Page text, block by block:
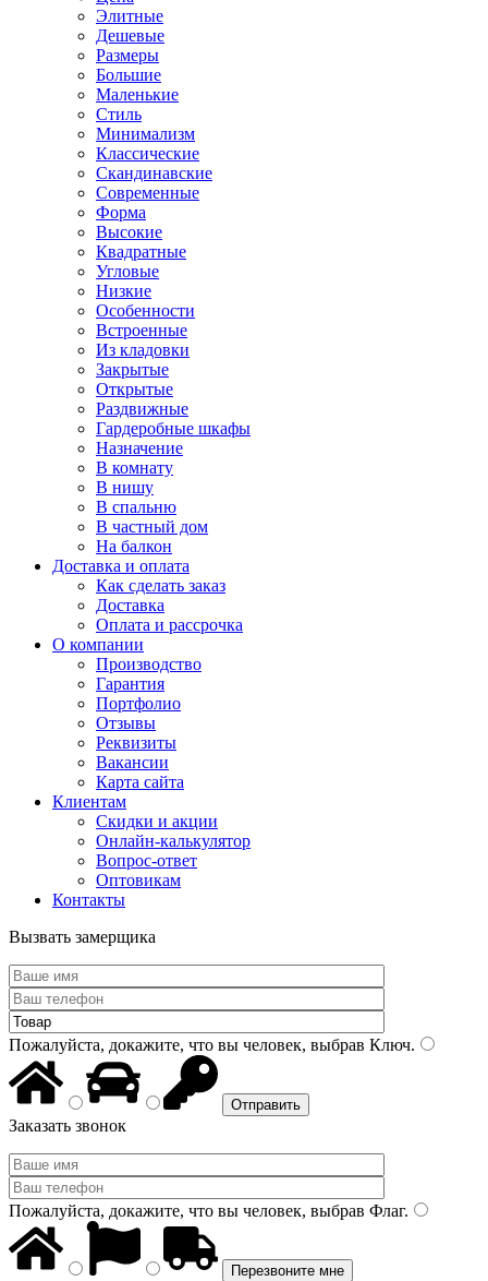
Элитные
Дешевые
Размеры
Большие
Маленькие
Стиль
Минимализм
Классические
Скандинавские
Современные
Форма
Высокие
Квадратные
Угловые
Низкие
Особенности
Встроенные
Из кладовки
Закрытые
Открытые
Раздвижные
Гардеробные шкафы
Назначение
В комнату
В нишу
В спальню
В частный дом
На балкон
Доставка и оплата
Как сделать заказ
Доставка
Оплата и рассрочка
О компании
Производство
Гарантия
Портфолио
Отзывы
Реквизиты
Вакансии
Карта сайта
Клиентам
Скидки и акции
Онлайн-калькулятор
Вопрос-ответ
Оптовикам
Контакты
Вызвать замерщика
Пожалуйста, докажите, что вы человек, выбрав Ключ.
Заказать звонок
Пожалуйста, докажите, что вы человек, выбрав Флаг.